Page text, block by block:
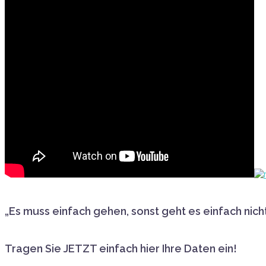
„Es muss einfach gehen, sonst geht es einfach
Tragen Sie JETZT einfach hier Ihre Daten ein!